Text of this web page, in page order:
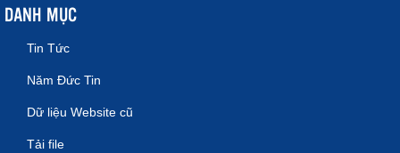
DANH MỤC
Tin Tức
Năm Đức Tin
Dữ liệu Website cũ
Tải file